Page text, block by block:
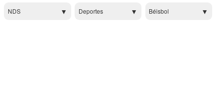
NDS Deportes Béisbol